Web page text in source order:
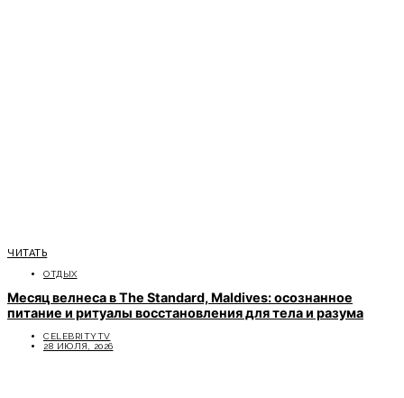
ЧИТАТЬ
ОТДЫХ
Месяц велнеса в The Standard, Maldives: осознанное
питание и ритуалы восстановления для тела и разума
CELEBRITYTV
28 ИЮЛЯ, 2026